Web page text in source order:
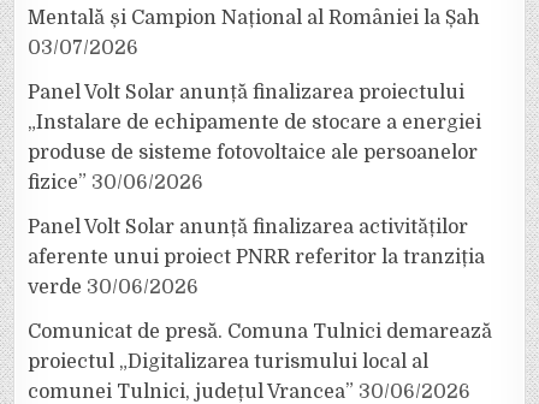
Mentală și Campion Național al României la Șah
03/07/2026
Panel Volt Solar anunță finalizarea proiectului
„Instalare de echipamente de stocare a energiei
produse de sisteme fotovoltaice ale persoanelor
fizice” 30/06/2026
Panel Volt Solar anunță finalizarea activităților
aferente unui proiect PNRR referitor la tranziția
verde 30/06/2026
Comunicat de presă. Comuna Tulnici demarează
proiectul „Digitalizarea turismului local al
comunei Tulnici, județul Vrancea” 30/06/2026